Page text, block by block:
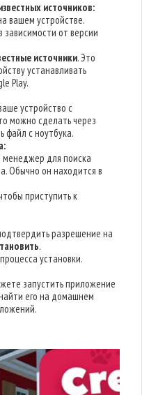
источников:
вашем устройстве.
зависимости от версии
источники. Это
устанавливать
Play.
устройство с
можно сделать через
файл с ноутбука.
менеджер для поиска
Обычно он находится в
приступить к
разрешение на
.
установки.
запустить приложение
его на домашнем